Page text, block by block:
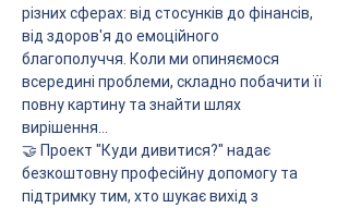
різних сферах: від стосунків до фінансів,
від здоров'я до емоційного
благополуччя. Коли ми опиняємося
всередині проблеми, складно побачити її
повну картину та знайти шлях
вирішення...
🤝 Проект "Куди дивитися?" надає
безкоштовну професійну допомогу та
підтримку тим, хто шукає вихід з